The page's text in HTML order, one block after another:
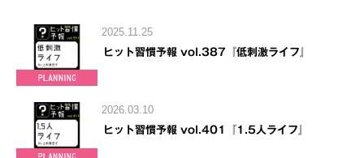
2025.11.25
ヒット習慣予報 vol.387『低刺激ライフ』
2026.03.10
ヒット習慣予報 vol.401『1.5人ライフ』